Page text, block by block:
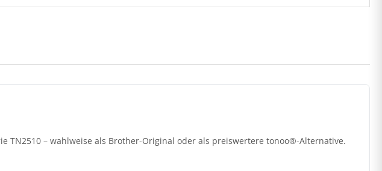
TN2510 – wahlweise als Brother-Original oder als preiswertere tonoo®-Alternative.